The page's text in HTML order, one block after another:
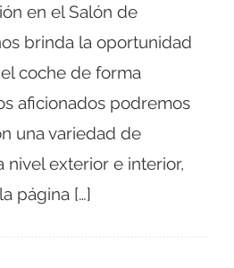
en el Salón de
brinda la oportunidad
coche de forma
aficionados podremos
una variedad de
nivel exterior e interior,
página […]